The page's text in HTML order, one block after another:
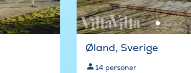
Øland, Sverige
14 personer